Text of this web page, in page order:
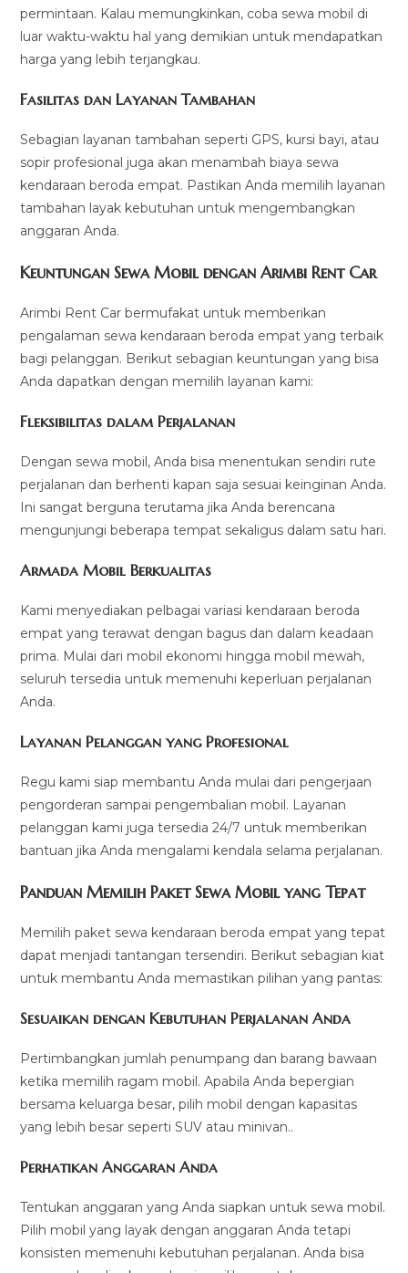
permintaan. Kalau memungkinkan, coba sewa mobil di
luar waktu-waktu hal yang demikian untuk mendapatkan
harga yang lebih terjangkau.
Fasilitas dan Layanan Tambahan
Sebagian layanan tambahan seperti GPS, kursi bayi, atau
sopir profesional juga akan menambah biaya sewa
kendaraan beroda empat. Pastikan Anda memilih layanan
tambahan layak kebutuhan untuk mengembangkan
anggaran Anda.
Keuntungan Sewa Mobil dengan Arimbi Rent Car
Arimbi Rent Car bermufakat untuk memberikan
pengalaman sewa kendaraan beroda empat yang terbaik
bagi pelanggan. Berikut sebagian keuntungan yang bisa
Anda dapatkan dengan memilih layanan kami:
Fleksibilitas dalam Perjalanan
Dengan sewa mobil, Anda bisa menentukan sendiri rute
perjalanan dan berhenti kapan saja sesuai keinginan Anda.
Ini sangat berguna terutama jika Anda berencana
mengunjungi beberapa tempat sekaligus dalam satu hari.
Armada Mobil Berkualitas
Kami menyediakan pelbagai variasi kendaraan beroda
empat yang terawat dengan bagus dan dalam keadaan
prima. Mulai dari mobil ekonomi hingga mobil mewah,
seluruh tersedia untuk memenuhi keperluan perjalanan
Anda.
Layanan Pelanggan yang Profesional
Regu kami siap membantu Anda mulai dari pengerjaan
pengorderan sampai pengembalian mobil. Layanan
pelanggan kami juga tersedia 24/7 untuk memberikan
bantuan jika Anda mengalami kendala selama perjalanan.
Panduan Memilih Paket Sewa Mobil yang Tepat
Memilih paket sewa kendaraan beroda empat yang tepat
dapat menjadi tantangan tersendiri. Berikut sebagian kiat
untuk membantu Anda memastikan pilihan yang pantas:
Sesuaikan dengan Kebutuhan Perjalanan Anda
Pertimbangkan jumlah penumpang dan barang bawaan
ketika memilih ragam mobil. Apabila Anda bepergian
bersama keluarga besar, pilih mobil dengan kapasitas
yang lebih besar seperti SUV atau minivan..
Perhatikan Anggaran Anda
Tentukan anggaran yang Anda siapkan untuk sewa mobil.
Pilih mobil yang layak dengan anggaran Anda tetapi
konsisten memenuhi kebutuhan perjalanan. Anda bisa